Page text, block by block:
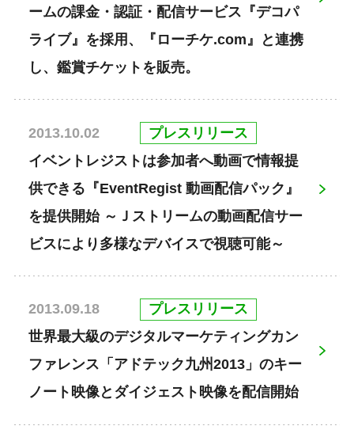
ームの課金・認証・配信サービス『デコパ
ライブ』を採用、『ローチケ.com』と連携
し、鑑賞チケットを販売。
2013.10.02
プレスリリース
イベントレジストは参加者へ動画で情報提
供できる『EventRegist 動画配信パック』
を提供開始 ～Ｊストリームの動画配信サー
ビスにより多様なデバイスで視聴可能～
2013.09.18
プレスリリース
世界最大級のデジタルマーケティングカン
ファレンス「アドテック九州2013」のキー
ノート映像とダイジェスト映像を配信開始